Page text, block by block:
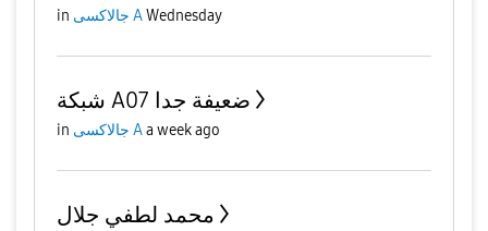
in جالاكسى AWednesday
شبكة A07 ضعيفة جدا
in جالاكسى Aa week ago
محمد لطفي جلال